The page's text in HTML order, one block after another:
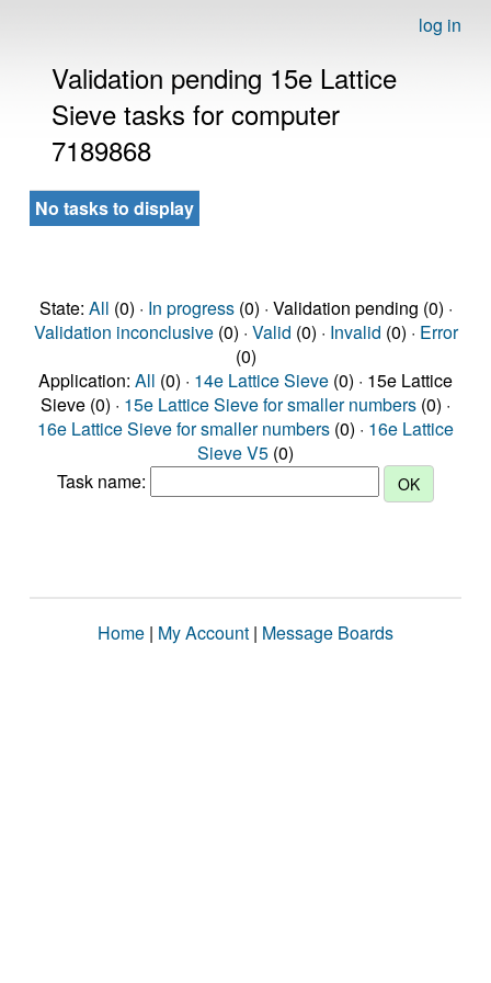
log in
Validation pending 15e Lattice
Sieve tasks for computer
7189868
No tasks to display
State: All (0) · In progress(0) · Validation pending (0) ·
Validation inconclusive(0) · Valid (0) · Invalid (0) · Error
(0)
Application: All (0) · 14e Lattice Sieve (0) · 15e Lattice
Sieve (0) · 15e Lattice Sieve for smaller numbers (0) ·
16e Lattice Sieve for smaller numbers (0) · 16e Lattice
Sieve V5 (0)
Task name:
Home | My Account | Message Boards